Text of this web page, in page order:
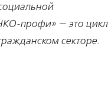
профи» — это цикл
секторе.